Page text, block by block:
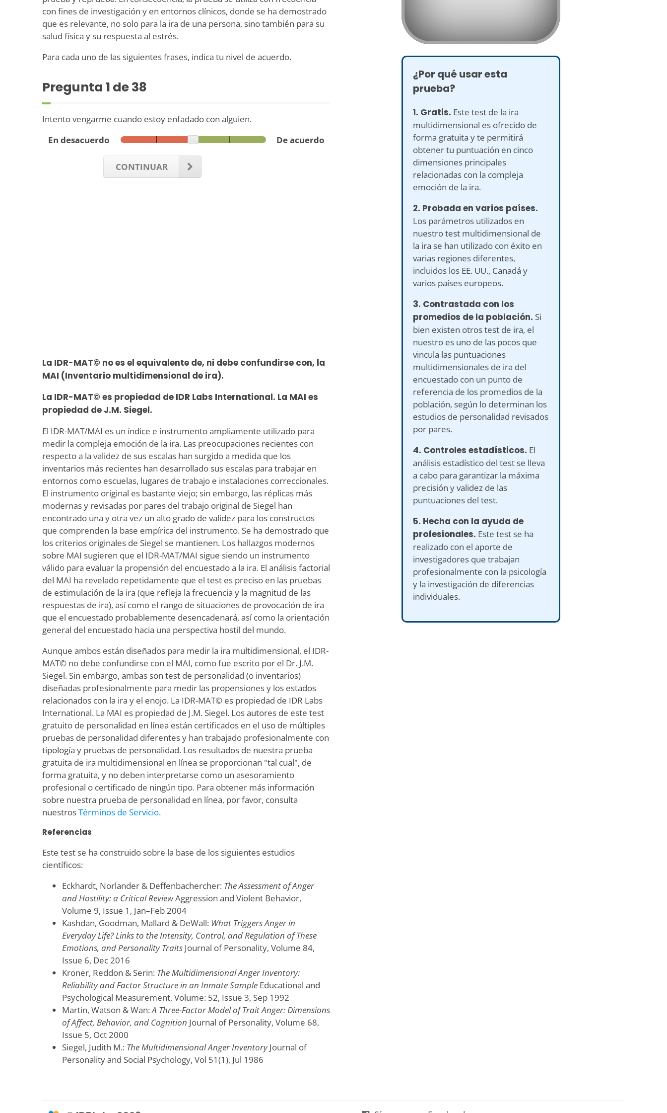
con fines de investigación y en entornos clínicos, donde se ha demostrado
que es relevante, no solo para la ira de una persona, sino también para su
salud física y su respuesta al estrés.
Para cada uno de las siguientes frases, indica tu nivel de acuerdo.
Pregunta 1 de 38
Intento vengarme cuando estoy enfadado con alguien.
En desacuerdo
De acuerdo
CONTINUAR
La IDR-MAT© no es el equivalente de, ni debe confundirse con, la
MAI (Inventario multidimensional de ira).
La IDR-MAT© es propiedad de IDR Labs International. La MAI es
propiedad de J.M. Siegel.
El IDR-MAT/MAI es un índice e instrumento ampliamente utilizado para
medir la compleja emoción de la ira. Las preocupaciones recientes con
respecto a la validez de sus escalas han surgido a medida que los
inventarios más recientes han desarrollado sus escalas para trabajar en
entornos como escuelas, lugares de trabajo e instalaciones correccionales.
El instrumento original es bastante viejo; sin embargo, las réplicas más
modernas y revisadas por pares del trabajo original de Siegel han
encontrado una y otra vez un alto grado de validez para los constructos
que comprenden la base empírica del instrumento. Se ha demostrado que
los criterios originales de Siegel se mantienen. Los hallazgos modernos
sobre MAI sugieren que el IDR-MAT/MAI sigue siendo un instrumento
válido para evaluar la propensión del encuestado a la ira. El análisis factorial
del MAI ha revelado repetidamente que el test es preciso en las pruebas
de estimulación de la ira (que refleja la frecuencia y la magnitud de las
respuestas de ira), así como el rango de situaciones de provocación de ira
que el encuestado probablemente desencadenará, así como la orientación
general del encuestado hacia una perspectiva hostil del mundo.
Aunque ambos están diseñados para medir la ira multidimensional, el IDR-
MAT© no debe confundirse con el MAI, como fue escrito por el Dr. J.M.
Siegel. Sin embargo, ambas son test de personalidad (o inventarios)
diseñadas profesionalmente para medir las propensiones y los estados
relacionados con la ira y el enojo. La IDR-MAT© es propiedad de IDR Labs
International. La MAI es propiedad de J.M. Siegel. Los autores de este test
gratuito de personalidad en línea están certificados en el uso de múltiples
pruebas de personalidad diferentes y han trabajado profesionalmente con
tipología y pruebas de personalidad. Los resultados de nuestra prueba
gratuita de ira multidimensional en línea se proporcionan "tal cual", de
forma gratuita, y no deben interpretarse como un asesoramiento
profesional o certificado de ningún tipo. Para obtener más información
sobre nuestra prueba de personalidad en línea, por favor, consulta
nuestrosTérminos de Servicio.
Referencias
Este test se ha construido sobre la base de los siguientes estudios
científicos:
Eckhardt, Norlander & Deffenbachercher: The Assessment of Anger
and Hostility: a Critical ReviewAggression and Violent Behavior,
Volume 9, Issue 1, Jan–Feb 2004
Kashdan, Goodman, Mallard & DeWall: What Triggers Anger in
Everyday Life? Links to the Intensity, Control, and Regulation of These
Emotions, and Personality Traits Journal of Personality, Volume 84,
Issue 6, Dec 2016
Kroner, Reddon & Serin: The Multidimensional Anger Inventory:
Reliability and Factor Structure in an Inmate Sample Educational and
Psychological Measurement, Volume: 52, Issue 3, Sep 1992
Martin, Watson & Wan:A Three-Factor Model of Trait Anger: Dimensions
of Affect, Behavior, and Cognition Journal of Personality, Volume 68,
Issue 5, Oct 2000
Siegel, Judith M.: The Multidimensional Anger InventoryJournal of
Personality and Social Psychology, Vol 51(1), Jul 1986
¿Por qué usar esta
prueba?
1. Gratis. Este test de la ira
multidimensional es ofrecido de
forma gratuita y te permitirá
obtener tu puntuación en cinco
dimensiones principales
relacionadas con la compleja
emoción de la ira.
2. Probada en varios países.
Los parámetros utilizados en
nuestro test multidimensional de
la ira se han utilizado con éxito en
varias regiones diferentes,
incluidos los EE. UU., Canadá y
varios países europeos.
3. Contrastada con los
promedios de la población. Si
bien existen otros test de ira, el
nuestro es uno de las pocos que
vincula las puntuaciones
multidimensionales de ira del
encuestado con un punto de
referencia de los promedios de la
población, según lo determinan los
estudios de personalidad revisados
​​por pares.
4. Controles estadísticos. El
análisis estadístico del test se lleva
a cabo para garantizar la máxima
precisión y validez de las
puntuaciones del test.
5. Hecha con la ayuda de
profesionales. Este test se ha
realizado con el aporte de
investigadores que trabajan
profesionalmente con la psicología
y la investigación de diferencias
individuales.